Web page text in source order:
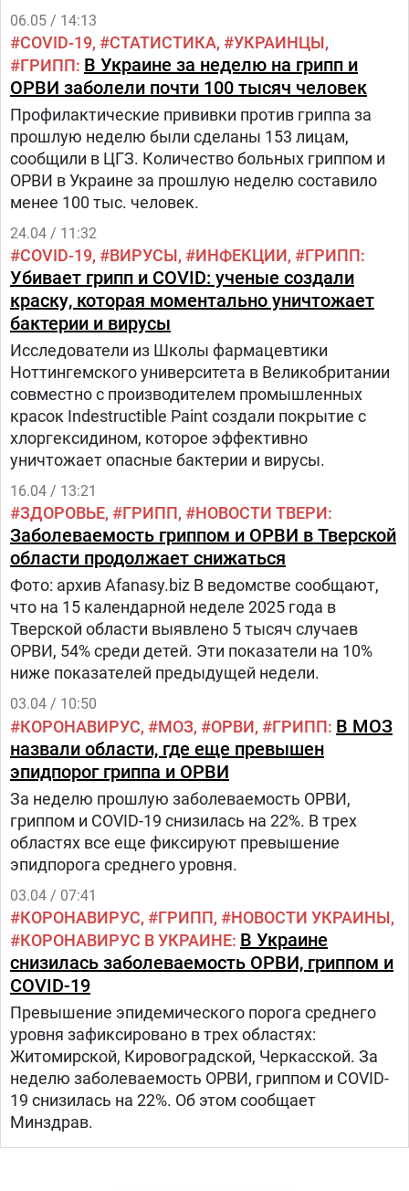
06.05 / 14:13
COVID-19 СТАТИСТИКА
УКРАИНЦЫ
ГРИПП В Украине за неделю на грипп и
ОРВИ заболели почти 100 тысяч человек
Профилактические прививки против гриппа за
прошлую неделю были сделаны 153 лицам,
сообщили в ЦГЗ. Количество больных гриппом и
ОРВИ в Украине за прошлую неделю составило
менее 100 тыс. человек.
24.04 / 11:32
COVID-19 ВИРУСЫ ИНФЕКЦИИ ГРИПП
Убивает грипп и COVID: ученые создали
краску, которая моментально уничтожает
бактерии и вирусы
Исследователи из Школы фармацевтики
Ноттингемского университета в Великобритании
совместно с производителем промышленных
красок Indestructible Paint создали покрытие с
хлоргексидином, которое эффективно
уничтожает опасные бактерии и вирусы.
16.04 / 13:21
ЗДОРОВЬЕ ГРИПП НОВОСТИ ТВЕРИ
Заболеваемость гриппом и ОРВИ в Тверской
области продолжает снижаться
Фото: архив Afanasy.biz В ведомстве сообщают,
что на 15 календарной неделе 2025 года в
Тверской области выявлено 5 тысяч случаев
ОРВИ, 54% среди детей. Эти показатели на 10%
ниже показателей предыдущей недели.
03.04 / 10:50
КОРОНАВИРУС МОЗ ОРВИ ГРИПП В МОЗ
назвали области, где еще превышен
эпидпорог гриппа и ОРВИ
За неделю прошлую заболеваемость ОРВИ,
гриппом и COVID-19 снизилась на 22%. В трех
областях все еще фиксируют превышение
эпидпорога среднего уровня.
03.04 / 07:41
КОРОНАВИРУС ГРИПП
НОВОСТИ УКРАИНЫ
КОРОНАВИРУС В УКРАИНЕ В Украине
снизилась заболеваемость ОРВИ, гриппом и
COVID-19
Превышение эпидемического порога среднего
уровня зафиксировано в трех областях:
Житомирской, Кировоградской, Черкасской. За
неделю заболеваемость ОРВИ, гриппом и COVID-
19 снизилась на 22%. Об этом сообщает
Минздрав.